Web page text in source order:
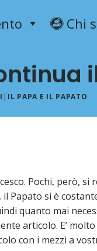
Chi
| IL PAPA E IL PAPATO
Pochi, però,
Papato si è
quanto mai
articolo. E’
con i mezzi a